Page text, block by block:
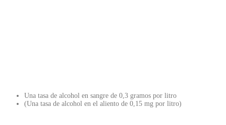
Una tasa de alcohol en sangre de 0,3 gramos por litro
(Una tasa de alcohol en el aliento de 0,15 mg por litro)